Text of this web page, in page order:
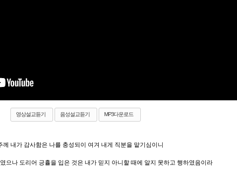
영상설교듣기 음성설교듣기 MP3다운로드
내가 감사함은 나를 충성되이 여겨 내게 직분을 맡기심이니
으나 도리어 긍휼을 입은 것은 내가 믿지 아니할 때에 알지 못하고 행하였음이라